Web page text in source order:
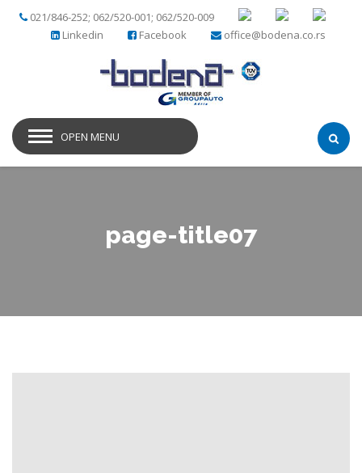
021/846-252; 062/520-001; 062/520-009
office@bodena.co.rs
Facebook
Linkedin
OPEN MENU
page-title07